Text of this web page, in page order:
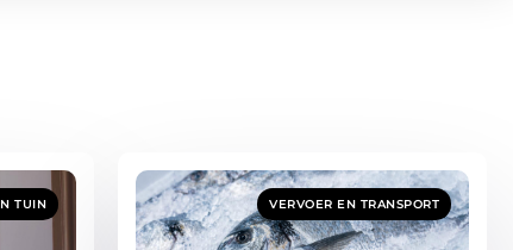
TUIN VERVOER EN TRANSPORT